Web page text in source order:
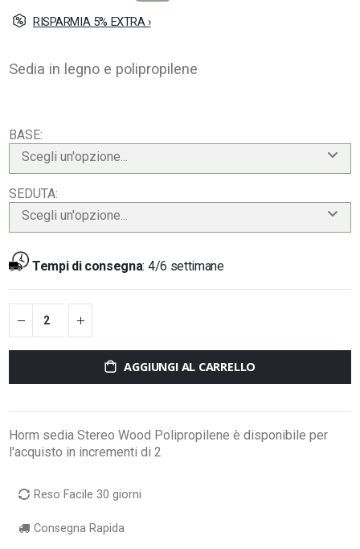
RISPARMIA 5% EXTRA ›
Sedia in legno e polipropilene
BASE
Scegli un'opzione...
SEDUTA
Scegli un'opzione...
Tempi di consegna: 4/6 settimane
AGGIUNGI AL CARRELLO
Horm sedia Stereo Wood Polipropilene è disponibile per
l'acquisto in incrementi di 2
Reso Facile 30 giorni
Consegna Rapida